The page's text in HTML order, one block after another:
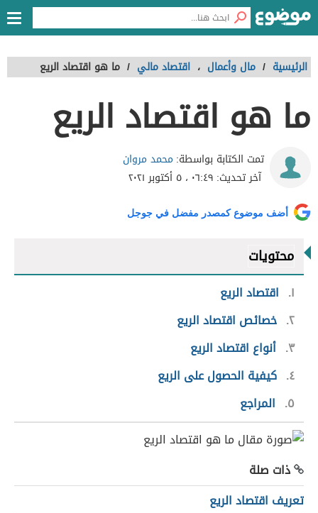
الرئيسية / مال وأعمال ، اقتصاد مالي / ما هو اقتصاد الريع
ما هو اقتصاد الريع
تمت الكتابة بواسطة: محمد مروان
آخر تحديث: ٠٦:٤٩ ، ٥ أكتوبر ٢٠٢١
أضف موضوع كمصدر مفضل في جوجل
محتويات
١
اقتصاد الريع
٢ خصائص اقتصاد الريع
٣ أنواع اقتصاد الريع
٤ كيفية الحصول على الريع
٥
المراجع
ذات صلة
تعريف اقتصاد الريع